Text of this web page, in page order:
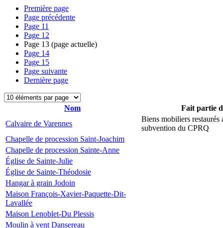
Première page
Page précédente
Page 11
Page 12
Page 13 (page actuelle)
Page 14
Page 15
Page suivante
Dernière page
Nom
Fait partie
Calvaire de Varennes
Biens mobiliers restaurés
subvention du CPRQ
Chapelle de procession Saint-Joachim
Chapelle de procession Sainte-Anne
Église de Sainte-Julie
Église de Sainte-Théodosie
Hangar à grain Jodoin
Maison François-Xavier-Paquette-Dit-
Lavallée
Maison Lenoblet-Du Plessis
Moulin à vent Dansereau